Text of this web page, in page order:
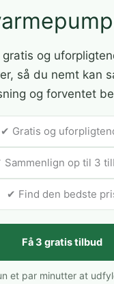
gratis og
så du nemt kan
og forventet
✔ Gratis og
Sammenlign op til 3
✔ Find den bedste
Få 3 gratis tilbud
et par minutter at